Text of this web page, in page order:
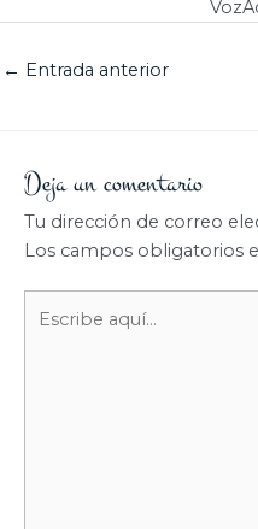
← Entrada anterior
Deja un comentario
Tu dirección de correo
Los campos obligatorios